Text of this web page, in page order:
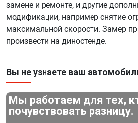
замене и ремонте, и другие
модификации, например снятие
максимальной скорости. Замер
произвести на диностенде.
Вы не узнаете ваш
Мы работаем для тех,
почувствовать разницу.